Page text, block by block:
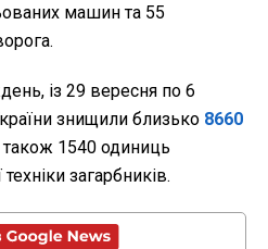
машин та 55
із 29 вересня по 6
знищили близько 8660
також 1540 одиниць
загарбників.